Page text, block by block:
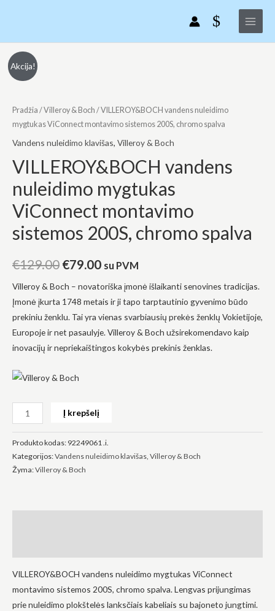
Main
Menu
Akcija!
Pradžia /Villeroy & Boch / VILLEROY&BOCH vandens nuleidimo
mygtukas ViConnect montavimo sistemos 200S, chromo spalva
Vandens nuleidimo klavišas, Villeroy & Boch
VILLEROY&BOCH vandens
nuleidimo mygtukas
ViConnect montavimo
sistemos 200S, chromo spalva
€129.00
was:
€129.00.
€79.00
is:
€79.00.
su PVM
Villeroy & Boch – novatoriška įmonė išlaikanti senovines tradicijas.
Įmonė įkurta 1748 metais ir ji tapo tarptautinio gyvenimo būdo
prekiniu ženklu. Tai yra vienas svarbiausių prekės ženklų Vokietijoje,
Europoje ir net pasaulyje. Villeroy & Boch užsirekomendavo kaip
inovacijų ir nepriekaištingos kokybės prekinis ženklas.
produkto
kiekis:
vandens
nuleidimo
mygtukas
montavimo
sistemos
chromo
spalva
Į krepšelį
Produkto kodas: 92249061 .i.
Kategorijos:Vandens nuleidimo klavišas, Villeroy & Boch
Žyma:Villeroy & Boch
VILLEROY&BOCH vandens nuleidimo mygtukas ViConnect
montavimo sistemos 200S, chromo spalva. Lengvas prijungimas
prie nuleidimo plokštelės lanksčiais kabeliais su bajoneto jungtimi.
Būtinas
slapukai
yra
Jie
reikalingi,
kad
veiktų.
į tai, kaip
svetainė yra
ViConnect
montavimo
200S,
chromo
spalva